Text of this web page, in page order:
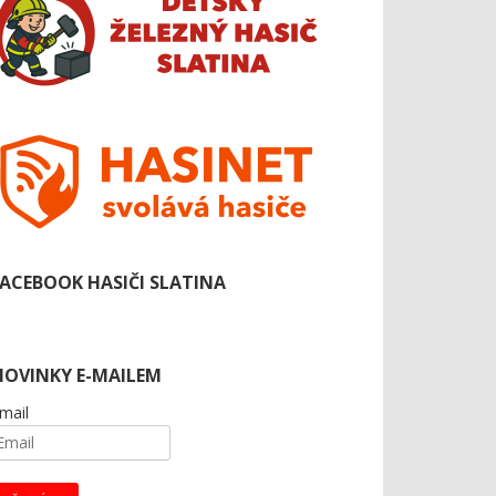
HASIČI SLATINA
E-MAILEM